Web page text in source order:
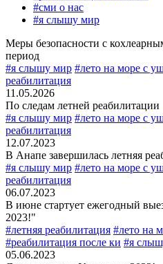
#сми о нас
#я слышу мир
Меры безопасности с
период
#я слышу мир #лето на море с
реабилитация
11.05.2026
По следам летней реабилитации
#я слышу мир #лето на море с
реабилитация
12.07.2023
В Анапе завершилась летняя
#я слышу мир #лето на море с
реабилитация
06.07.2023
В июне стартует ежегодный
2023!"
#летняя реабилитация #лето на
#реабилитация после ки #я
05.06.2023